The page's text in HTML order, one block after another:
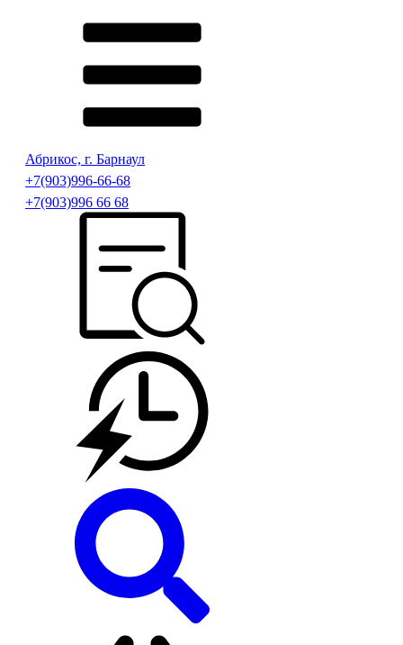
Абрикос, г. Барнаул
+7(903)996-66-68
+7(903)996 66 68